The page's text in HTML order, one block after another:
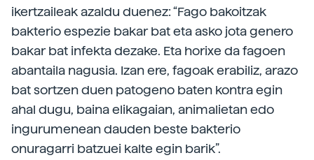
ikertzaileak azaldu duenez: “Fago bakoitzak
bakterio espezie bakar bat eta asko jota genero
bakar bat infekta dezake. Eta horixe da fagoen
abantaila nagusia. Izan ere, fagoak erabiliz, arazo
bat sortzen duen patogeno baten kontra egin
ahal dugu, baina elikagaian, animalietan edo
ingurumenean dauden beste bakterio
onuragarri batzuei kalte egin barik”.